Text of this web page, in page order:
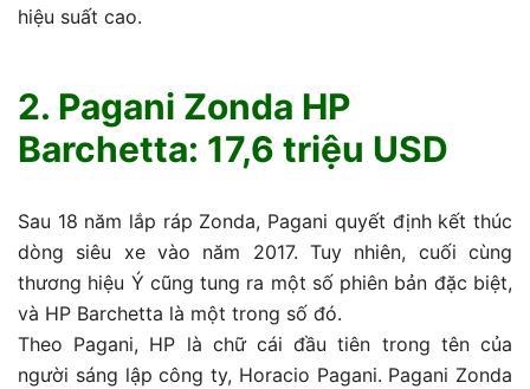
hiệu suất cao.
2. Pagani Zonda HP
Barchetta: 17,6 triệu USD
Sau 18 năm lắp ráp Zonda, Pagani quyết định kết thúc
dòng siêu xe vào năm 2017. Tuy nhiên, cuối cùng
thương hiệu Ý cũng tung ra một số phiên bản đặc biệt,
và HP Barchetta là một trong số đó.
Theo Pagani, HP là chữ cái đầu tiên trong tên của
người sáng lập công ty, Horacio Pagani. Pagani Zonda